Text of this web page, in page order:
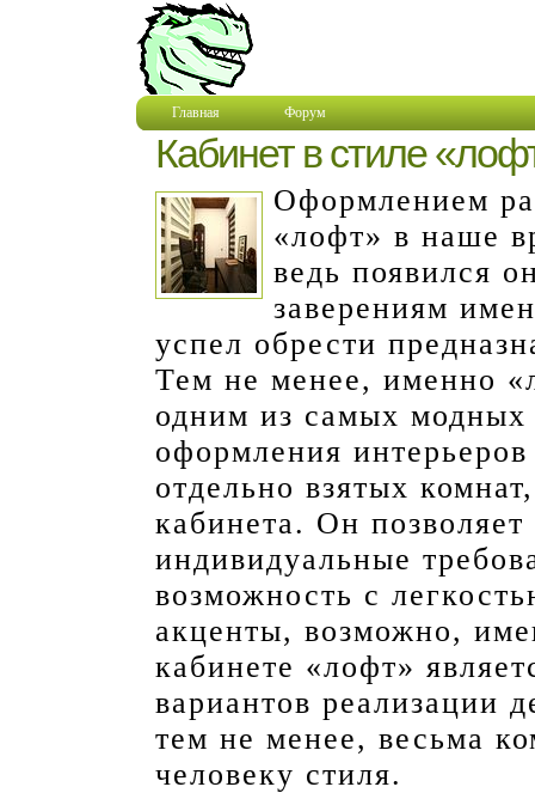
Главная Форум
Кабинет в стиле
Оформлением
«лофт» в наше
ведь появился
заверениям
успел обрести
Тем не менее, именно
одним из самых модных
оформления
отдельно взятых
кабинета. Он позволяет
индивидуальные
возможность с
акценты, возможно,
кабинете «лофт»
вариантов реализации
тем не менее, весьма
человеку стиля.